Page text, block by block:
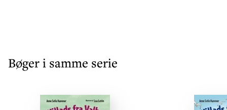
Bøger i samme serie